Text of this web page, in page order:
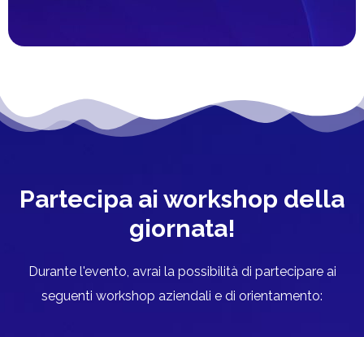
Partecipa ai workshop della
giornata!
Durante l'evento, avrai la possibilità di partecipare ai
seguenti workshop aziendali e di orientamento: